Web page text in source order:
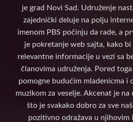
je grad Novi Sad. Udruženje
zajednički deluje na polju
imenom PBS počinju da rade, a
je pokretanje web sajta, kako bi
relevantne informacije u vezi sa
članovima udruženja. Pored
pomogne budućim mladenicma i
muzikom za veselje. Akcenat je
što je svakako dobro za sve
pozitivno odražava u njihovim